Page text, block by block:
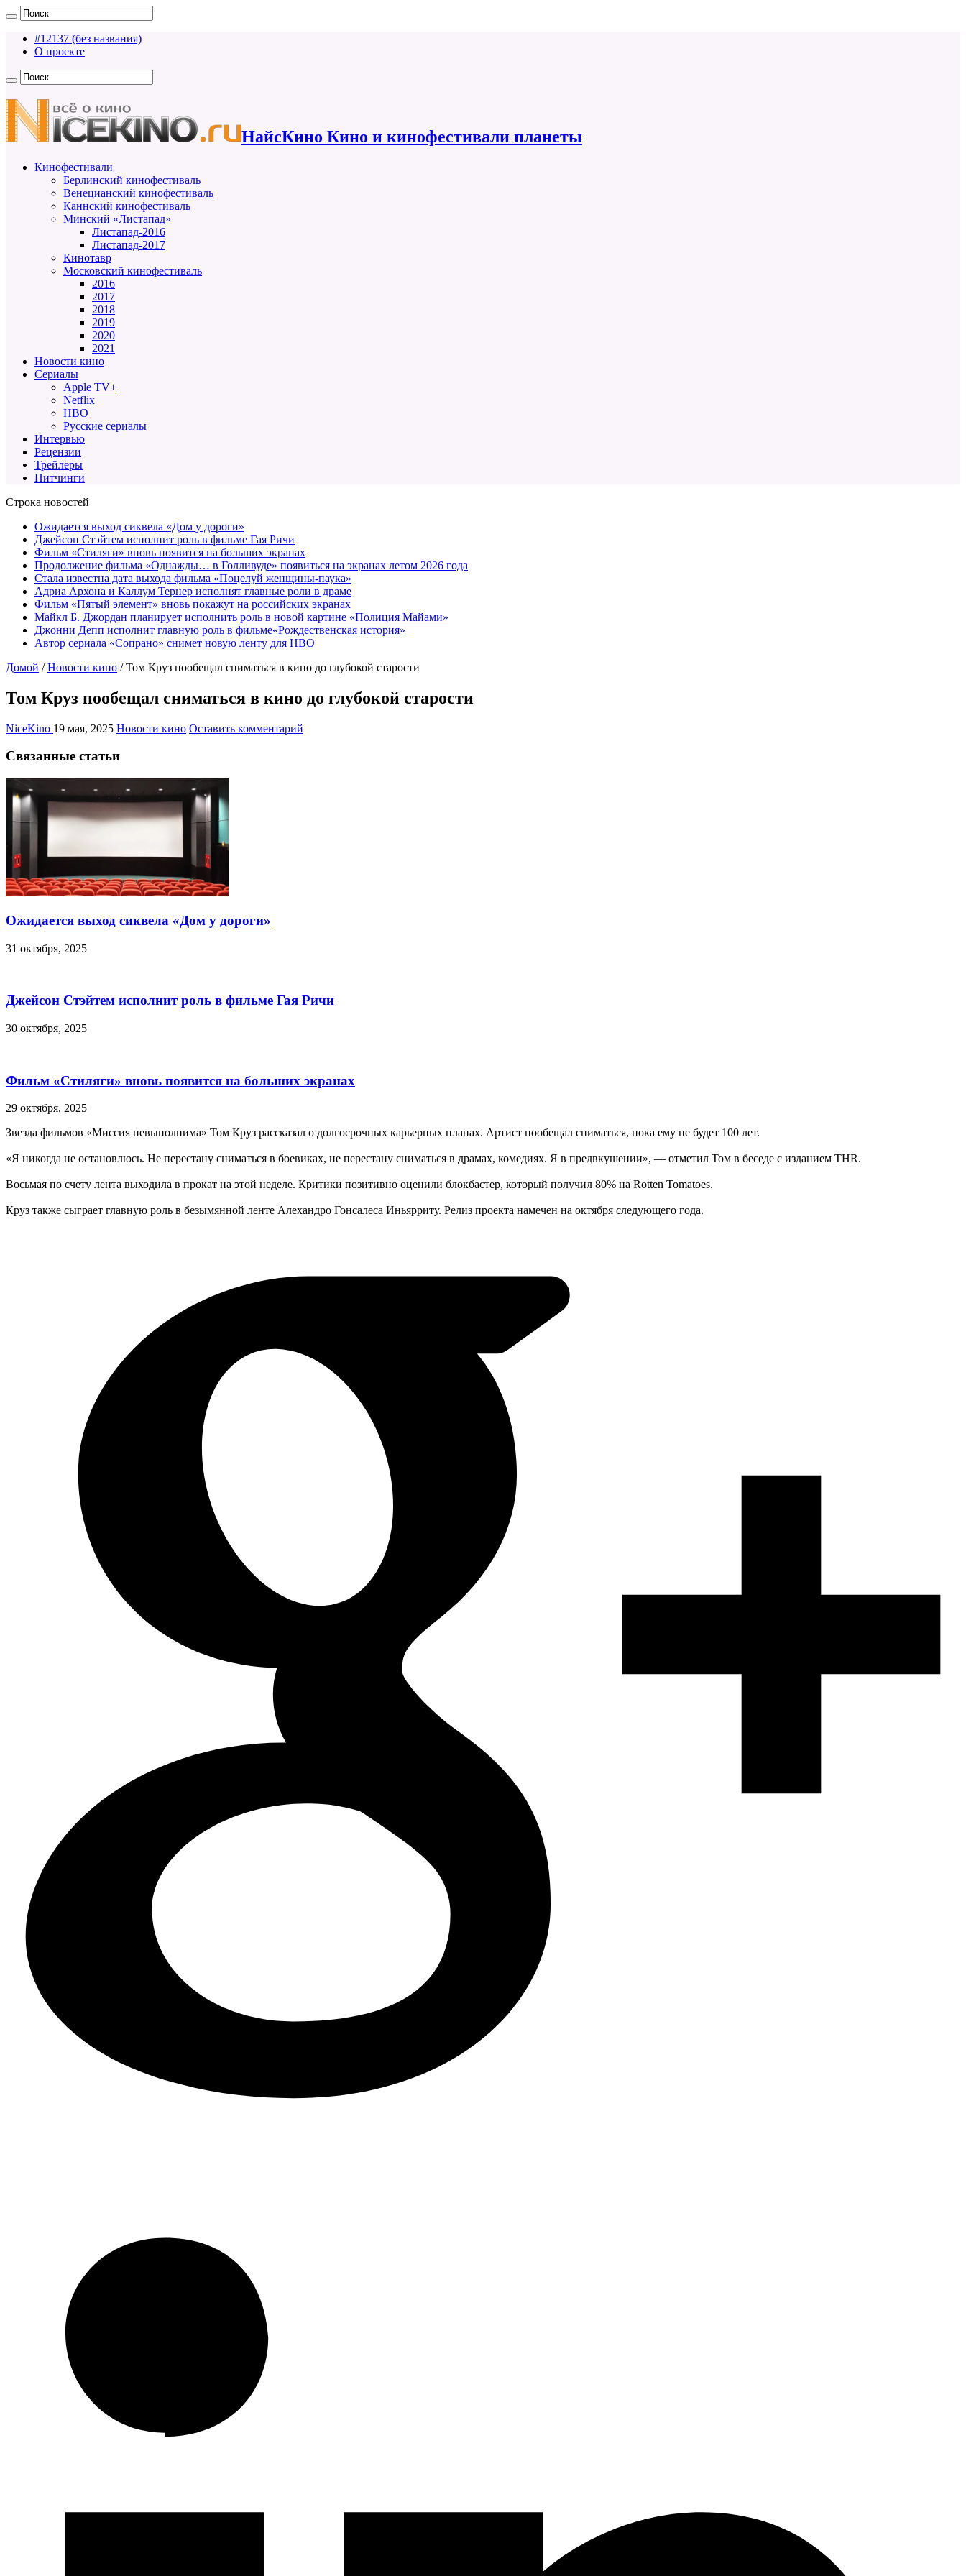
#12137 (без названия)
О проекте
НайсКино Кино и кинофестивали планеты
Кинофестивали
Берлинский кинофестиваль
Венецианский кинофестиваль
Каннский кинофестиваль
Минский «Листапад»
Листапад-2016
Листапад-2017
Кинотавр
Московский кинофестиваль
2016
2017
2018
2019
2020
2021
Новости кино
Сериалы
Apple TV+
Netflix
HBO
Русские сериалы
Интервью
Рецензии
Трейлеры
Питчинги
Строка новостей
Ожидается выход сиквела «Дом у дороги»
Джейсон Стэйтем исполнит роль в фильме Гая Ричи
Фильм «Стиляги» вновь появится на больших экранах
Продолжение фильма «Однажды… в Голливуде» появиться на экранах летом 2026 года
Стала известна дата выхода фильма «Поцелуй женщины-паука»
Адриа Архона и Каллум Тернер исполнят главные роли в драме
Фильм «Пятый элемент» вновь покажут на российских экранах
Майкл Б. Джордан планирует исполнить роль в новой картине «Полиция Майами»
Джонни Депп исполнит главную роль в фильме«Рождественская история»
Автор сериала «Сопрано» снимет новую ленту для HBO
Домой / Новости кино / Том Круз пообещал сниматься в кино до глубокой старости
Том Круз пообещал сниматься в кино до глубокой старости
NiceKino 19 мая, 2025 Новости кино Оставить комментарий
Связанные статьи
Ожидается выход сиквела «Дом у дороги»
31 октября, 2025
Джейсон Стэйтем исполнит роль в фильме Гая Ричи
30 октября, 2025
Фильм «Стиляги» вновь появится на больших экранах
29 октября, 2025
Звезда фильмов «Миссия невыполнима» Том Круз рассказал о долгосрочных карьерных планах. Артист пообещал сниматься, пока ему не будет 100 лет.
«Я никогда не остановлюсь. Не перестану сниматься в боевиках, не перестану сниматься в драмах, комедиях. Я в предвкушении», — отметил Том в беседе с изданием THR.
Восьмая по счету лента выходила в прокат на этой неделе. Критики позитивно оценили блокбастер, который получил 80% на Rotten Tomatoes.
Круз также сыграет главную роль в безымянной ленте Алехандро Гонсалеса Иньярриту. Релиз проекта намечен на октября следующего года.